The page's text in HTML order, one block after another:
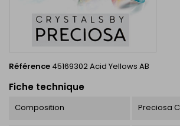
Référence 45169302 Acid Yellows AB
Fiche technique
Composition Preciosa